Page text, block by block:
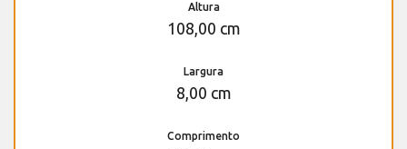
Altura
108,00 cm
Largura
8,00 cm
Comprimento